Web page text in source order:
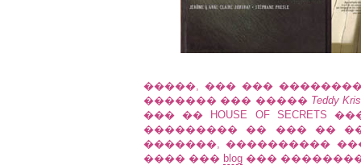
�����, ��� ���
������� ��� ����� Teddy
��� �� HOUSE OF
��������� �� ��� �� ��
�������, ����������
���� ��� blog ���